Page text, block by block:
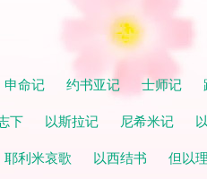
申命记 约书亚记 士师记
下 以斯拉记 尼希米记
耶利米哀歌 以西结书 但以